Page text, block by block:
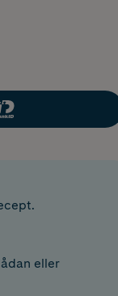
eller